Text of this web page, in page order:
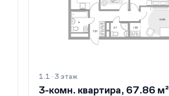
1.1 · 3 этаж
3-комн. квартира, 67.86 м²